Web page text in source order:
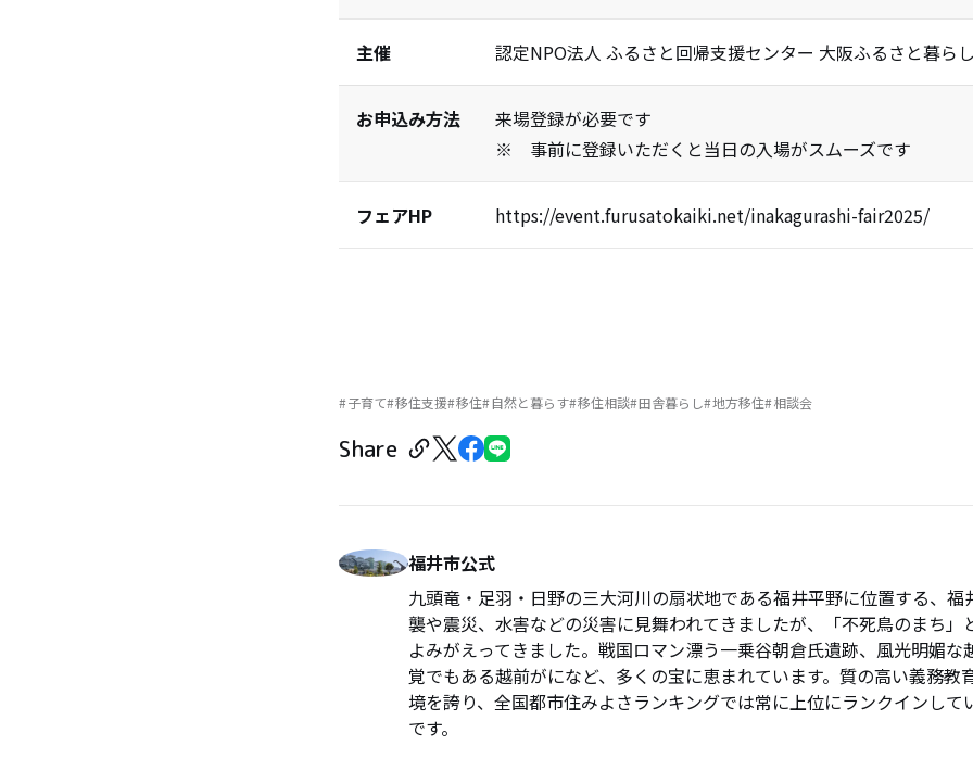
主催 認定NPO法人 ふるさと回帰支援センター 大阪ふるさと暮ら
お申込み方法
来場登録が必要です
※ 事前に登録いただくと当日の入場がスムーズです
フェアHP https://event.furusatokaiki.net/inakagurashi-fair2025/
子育て 移住支援 移住 自然と暮らす 移住相談 田舎暮らし 地方移住 相談会
Share
福井市公式
九頭竜・足羽・日野の三大河川の扇状地である福井平野に位置する、福
襲や震災、水害などの災害に見舞われてきましたが、「不死鳥のまち」
よみがえってきました。戦国ロマン漂う一乗谷朝倉氏遺跡、風光明媚な
覚でもある越前がになど、多くの宝に恵まれています。質の高い義務教
境を誇り、全国都市住みよさランキングでは常に上位にランクインして
です。